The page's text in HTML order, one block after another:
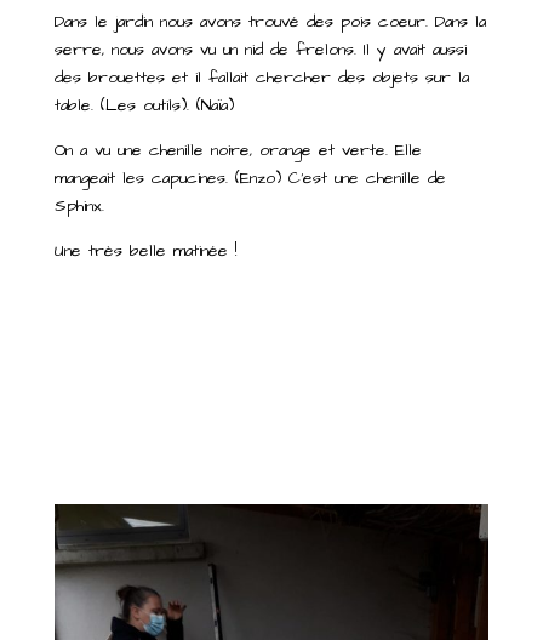
Dans le jardin nous avons trouvé des pois coeur. Dans la
serre, nous avons vu un nid de frelons. Il y avait aussi
des brouettes et il fallait chercher des objets sur la
table. (Les outils). (Naïa)
On a vu une chenille noire, orange et verte. Elle
mangeait les capucines. (Enzo) C’est une chenille de
Sphinx.
Une très belle matinée !